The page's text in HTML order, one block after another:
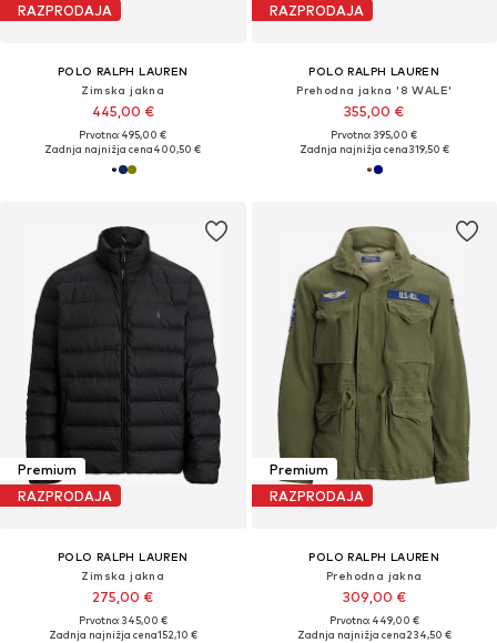
RAZPRODAJA
POLO RALPH LAUREN
Zimska jakna
445,00 €
Prvotno: 495,00 €
Zadnja najnižja cena400,50 €
RAZPRODAJA
POLO RALPH LAUREN
Prehodna jakna '8 WALE'
355,00 €
Prvotno: 395,00 €
Zadnja najnižja cena319,50 €
Premium
RAZPRODAJA
POLO RALPH LAUREN
Zimska jakna
275,00 €
Prvotno: 345,00 €
Zadnja najnižja cena152,10 €
Premium
RAZPRODAJA
POLO RALPH LAUREN
Prehodna jakna
309,00 €
Prvotno: 449,00 €
Zadnja najnižja cena234,50 €